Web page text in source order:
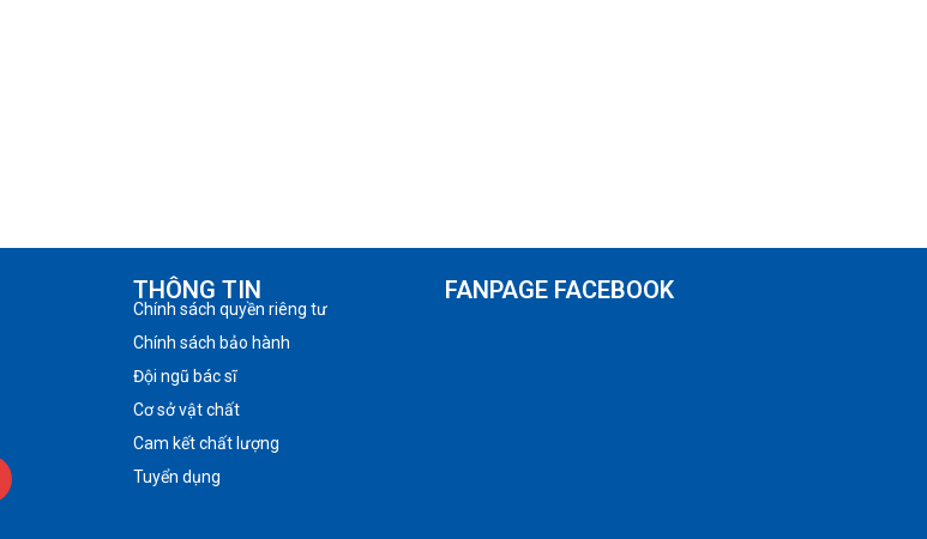
THÔNG TIN
Chính sách quyền riêng tư
Chính sách bảo hành
Đội ngũ bác sĩ
Cơ sở vật chất
Cam kết chất lượng
Tuyển dụng
FANPAGE FACEBOOK